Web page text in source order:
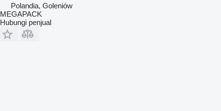
Polandia, Goleniów
MEGAPACK
Hubungi penjual